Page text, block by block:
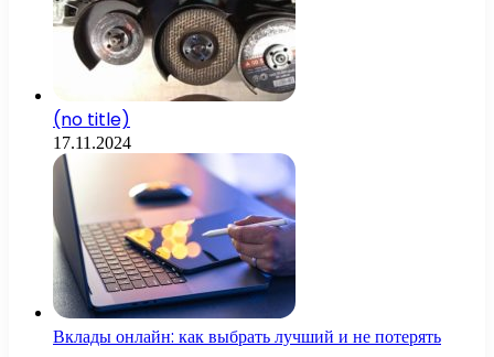
(no title)
17.11.2024
Вклады онлайн: как выбрать лучший и не потерять